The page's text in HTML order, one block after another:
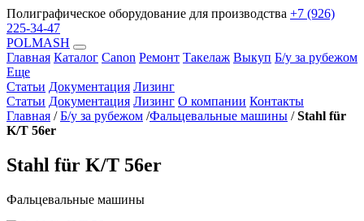
Полиграфическое оборудование для производства +7 (926)
225-34-47
POLMASH
Главная Каталог Canon Ремонт Такелаж Выкуп Б/у за рубежом
Еще
Статьи Документация Лизинг
Статьи Документация Лизинг О компании Контакты
Главная / Б/у за рубежом /Фальцевальные машины / Stahl für
K/T 56er
Stahl für K/T 56er
Фальцевальные машины